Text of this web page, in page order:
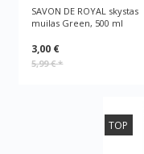
SAVON DE ROYAL skystas
muilas Green, 500 ml
3,00 €
5,99 €*
TOP